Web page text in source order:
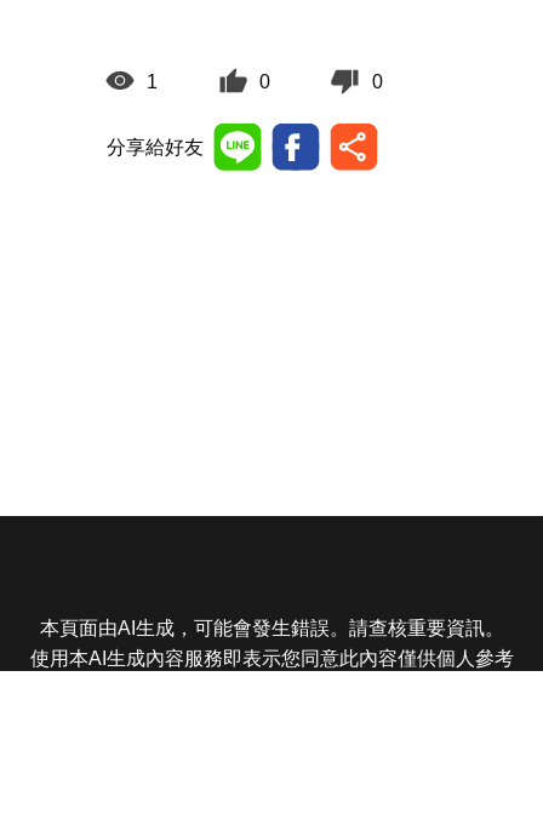
1 0 0
分享給好友
本頁面由AI生成，可能會發生錯誤。請查核重要資訊。
使用本AI生成內容服務即表示您同意此內容僅供個人參考